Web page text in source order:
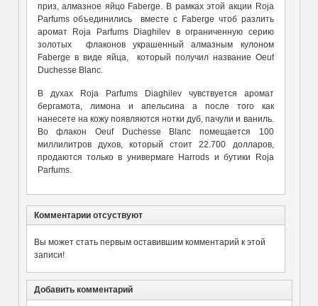
приз, алмазное яйцо Faberge. В рамках этой акции Roja
Parfums объединились вместе с Faberge чтоб разлить
аромат Roja Parfums Diaghilev в ограниченную серию
золотых флаконов украшенный алмазным кулоном
Faberge в виде яйца, который получил название Oeuf
Duchesse Blanc.
В духах Roja Parfums Diaghilev чувствуется аромат
бергамота, лимона и апельсина а после того как
нанесете на кожу появляются нотки дуб, пачули и ваниль.
Во флакон Oeuf Duchesse Blanc помещается 100
миллилитров духов, который стоит 22.700 долларов,
продаются только в универмаге Harrods и бутики Roja
Parfums.
Комментарии отсуствуют
Вы может стать первым оставившим комментарий к этой
записи!
Добавить комментарий